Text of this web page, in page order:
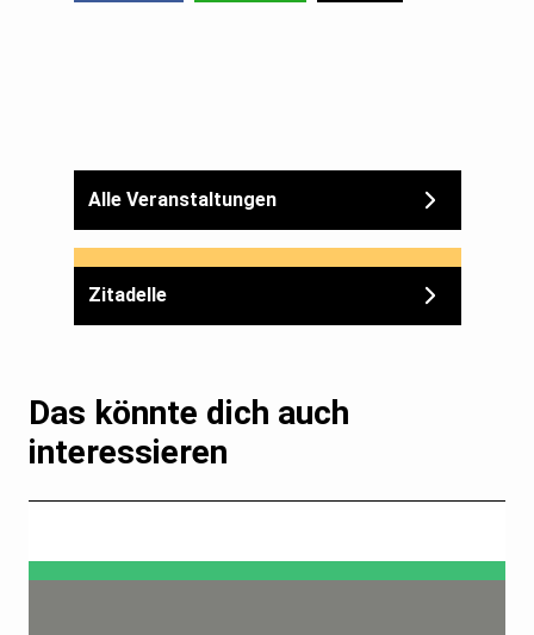
Das könnte dich auch
interessieren
Alle Veranstaltungen
Zitadelle